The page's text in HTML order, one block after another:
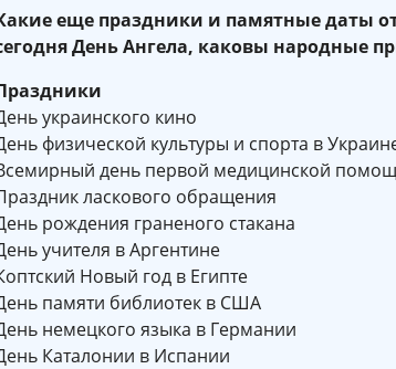
еще праздники и памятные даты
День Ангела, каковы народные
украинского кино
физической культуры и спорта в
день первой медицинской
ласкового обращения
рождения граненого стакана
учителя в Аргентине
Новый год в Египте
памяти библиотек в США
немецкого языка в Германии
Каталонии в Испании